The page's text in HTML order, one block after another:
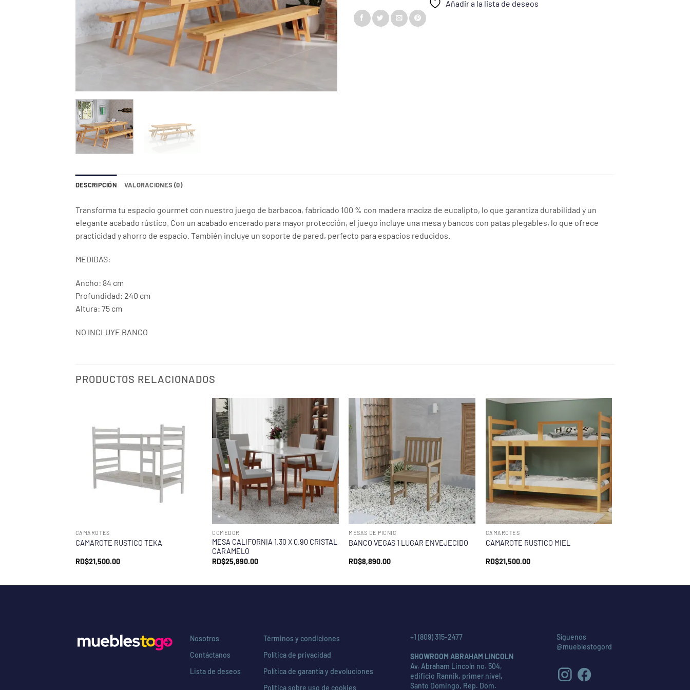
Añadir a la lista de deseos
DESCRIPCIÓN VALORACIONES (0)
Transforma tu espacio gourmet con nuestro juego de barbacoa, fabricado 100 % con madera maciza de eucalipto, lo que garantiza durabilidad y un
elegante acabado rústico. Con un acabado encerado para mayor protección, el juego incluye una mesa y bancos con patas plegables, lo que ofrece
practicidad y ahorro de espacio. También incluye un soporte de pared, perfecto para espacios reducidos.
MEDIDAS:
Ancho: 84 cm
Profundidad: 240 cm
Altura: 75 cm
NO INCLUYE BANCO
PRODUCTOS RELACIONADOS
CAMAROTES
CAMAROTE RUSTICO TEKA
RD$21,500.00
COMEDOR
MESA CALIFORNIA 1.30 X 0.90 CRISTAL
CARAMELO
RD$25,890.00
MESAS DE PICNIC
BANCO VEGAS 1 LUGAR ENVEJECIDO
RD$8,890.00
CAMAROTES
CAMAROTE RUSTICO MIEL
RD$21,500.00
Nosotros
Contáctanos
Lista de deseos
Términos y condiciones
Política de privacidad
Política de garantía y devoluciones
Política sobre uso de cookies
+1 (809) 315-2477
SHOWROOM ABRAHAM LINCOLN
Av. Abraham Lincoln no. 504,
edificio Rannik, primer nivel,
Santo Domingo, Rep. Dom.
Síguenos
@mueblestogord